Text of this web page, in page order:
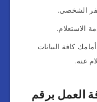
الشخصي.
الاستعلام.
كافة البيانات
عنه.
العمل برقم